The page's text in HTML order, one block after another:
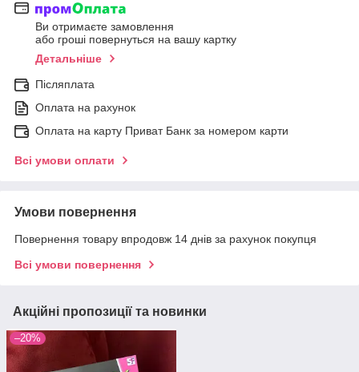
Ви отримаєте замовлення
або гроші повернуться на вашу картку
Детальніше
Післяплата
Оплата на рахунок
Оплата на карту Приват Банк за номером карти
Всі умови оплати
Умови повернення
Повернення товару впродовж 14 днів за рахунок покупця
Всі умови повернення
Акційні пропозиції та новинки
–20%